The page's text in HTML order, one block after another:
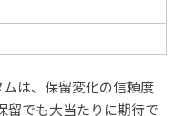
は、保留変化の信頼度
留でも大当たりに期待で